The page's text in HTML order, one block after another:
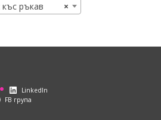
×
къс ръкав
LinkedIn
FB група